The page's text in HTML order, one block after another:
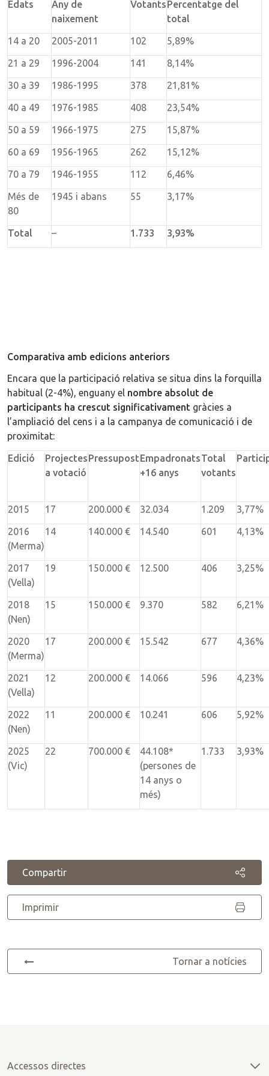
Edats
Any de
naixement
VotantsPercentatge del
total
14 a 20 2005-2011 102 5,89%
21 a 29 1996-2004 141 8,14%
30 a 39 1986-1995 378 21,81%
40 a 49 1976-1985 408 23,54%
50 a 59 1966-1975 275 15,87%
60 a 69 1956-1965 262 15,12%
70 a 79 1946-1955 112 6,46%
Més de
80
1945 i abans 55 3,17%
Total – 1.733 3,93%
Comparativa amb edicions anteriors
Encara que la participació relativa se situa dins la forquilla
habitual (2-4%), enguany el nombre absolut de
participants ha crescut significativament gràcies a
l’ampliació del cens i a la campanya de comunicació i de
proximitat:
Edició
Projectes
a votació
PressupostEmpadronats
+16 anys
Total
votants
2015 17 200.000 € 32.034 1.209 3,77%
2016
(Merma)
14 140.000 € 14.540 601 4,13%
2017
(Vella)
19 150.000 € 12.500 406 3,25%
2018
(Nen)
15 150.000 € 9.370 582 6,21%
2020
(Merma)
17 200.000 € 15.542 677 4,36%
2021
(Vella)
12 200.000 € 14.066 596 4,23%
2022
(Nen)
11 200.000 € 10.241 606 5,92%
2025
(Vic)
22 700.000 €
44.108*
(persones de
14 anys o
més)
1.733 3,93%
Compartir
Imprimir
Tornar a notícies
Accessos directes